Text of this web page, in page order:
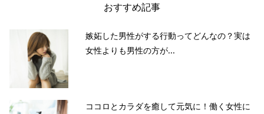
おすすめ記事
嫉妬した男性がする行動ってどんなの？実は
女性よりも男性の方が...
ココロとカラダを癒して元気に！働く女性に